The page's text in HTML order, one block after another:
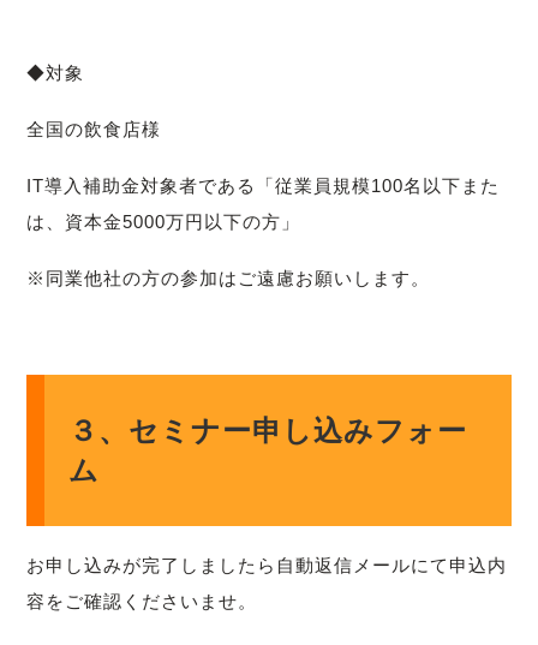
◆対象
全国の飲食店様
IT導入補助金対象者である「従業員規模100名以下また
は、 資本金5000万円以下の方」
※同業他社の方の参加はご遠慮お願いします。
３、セミナー申し込みフォー
ム
お申し込みが完了しましたら自動返信メールにて申込内
容をご確認くださいませ。